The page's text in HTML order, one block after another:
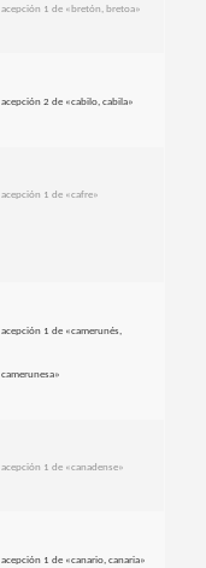
acepción 1 de «bretón, bretoa»
acepción 2 de «cabilo, cabila»
acepción 1 de «cafre»
acepción 1 de «camerunés,
camerunesa»
acepción 1 de «canadense»
acepción 1 de «canario, canaria»